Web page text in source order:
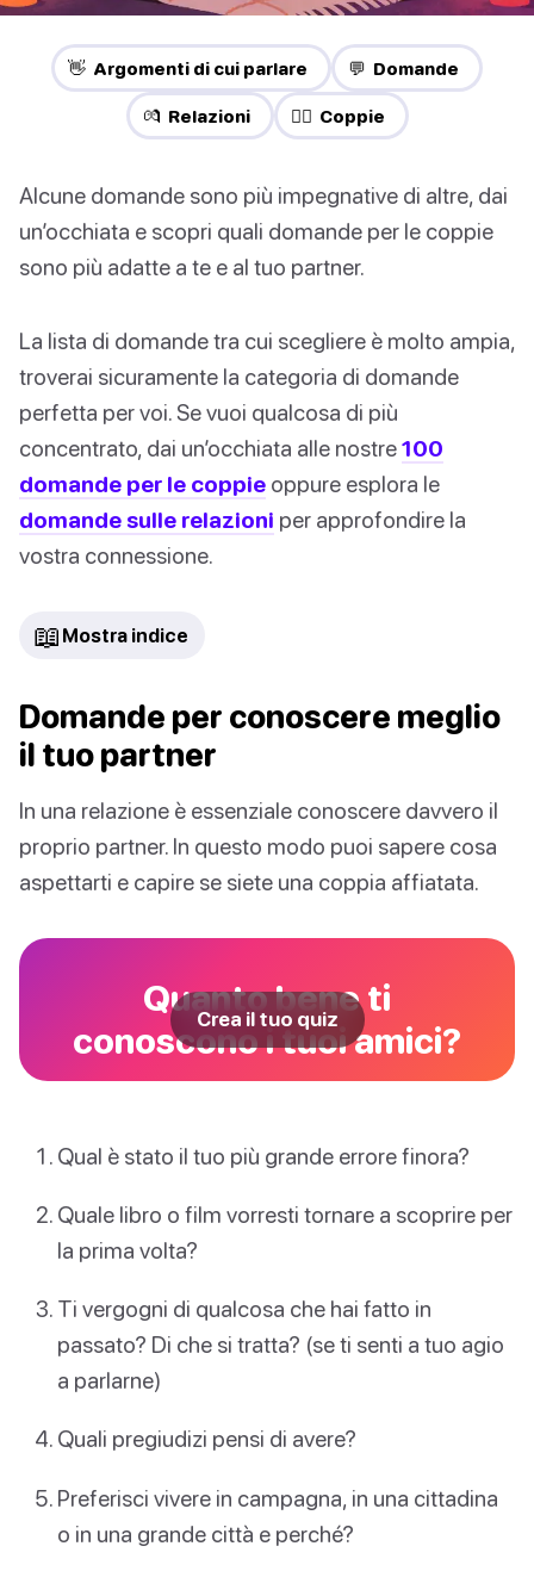
👋 Argomenti di cui parlare 💬 Domande
💏 Relazioni ❤️‍🔥 Coppie
Alcune domande sono più impegnative di altre, dai
un’occhiata e scopri quali domande per le coppie
sono più adatte a te e al tuo partner.
La lista di domande tra cui scegliere è molto ampia,
troverai sicuramente la categoria di domande
perfetta per voi. Se vuoi qualcosa di più
concentrato, dai un’occhiata alle nostre100
domande per le coppie oppure esplora le
domande sulle relazioni per approfondire la
vostra connessione.
📖 Mostra indice
Domande per conoscere meglio
il tuo partner
In una relazione è essenziale conoscere davvero il
proprio partner. In questo modo puoi sapere cosa
aspettarti e capire se siete una coppia affiatata.
Quanto bene ti
conoscono i tuoi amici?
Crea il tuo quiz
Qual è stato il tuo più grande errore finora?
Quale libro o film vorresti tornare a scoprire per
la prima volta?
Ti vergogni di qualcosa che hai fatto in
passato? Di che si tratta? (se ti senti a tuo agio
a parlarne)
Quali pregiudizi pensi di avere?
Preferisci vivere in campagna, in una cittadina
o in una grande città e perché?